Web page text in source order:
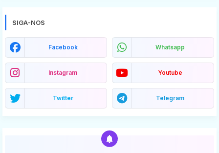
SIGA-NOS
Facebook Whatsapp
Instagram Youtube
Twitter Telegram